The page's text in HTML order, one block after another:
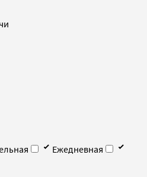
Ежедневная